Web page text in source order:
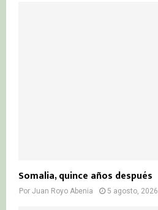
Somalia, quince años después
Por Juan Royo Abenia 5 agosto, 2026